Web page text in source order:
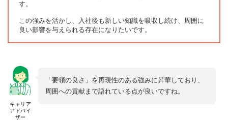
す。
この強みを活かし、入社後も新しい知識を吸収し続け、周囲に
良い影響を与えられる存在になりたいです。
キャリア
アドバイ
ザー
「要領の良さ」を再現性のある強みに昇華しており、
周囲への貢献まで語れている点が良いですね。